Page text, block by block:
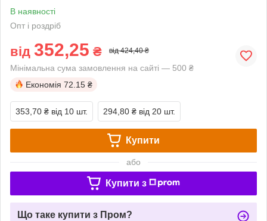
В наявності
Опт і роздріб
від 352,25 ₴ від 424,40 ₴
Мінімальна сума замовлення на сайті — 500 ₴
Економія 72.15 ₴
353,70 ₴ від 10 шт. 294,80 ₴ від 20 шт.
Купити
або
Купити з
Що таке купити з Пром?